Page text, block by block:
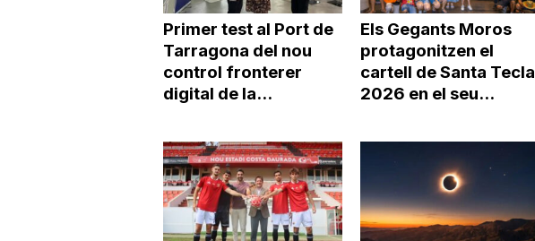
Primer test al Port de
Tarragona del nou
control fronterer
digital de la...
Els Gegants Moros
protagonitzen el
cartell de Santa Tecla
2026 en el seu...